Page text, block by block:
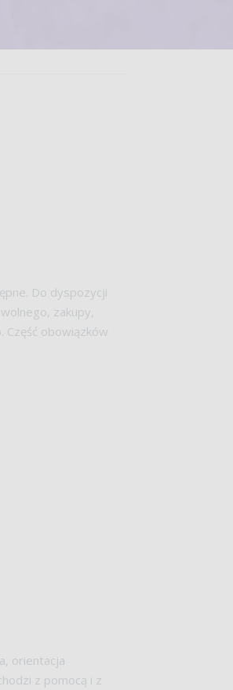
Do dyspozycji
zakupy,
Część obowiązków
orientacja
z pomocą i z